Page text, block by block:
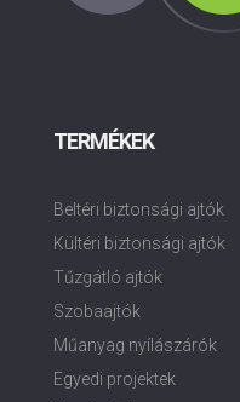
TERMÉKEK
Beltéri biztonsági ajtók
Kültéri biztonsági ajtók
Tűzgátló ajtók
Szobaajtók
Műanyag nyílászárók
Egyedi projektek